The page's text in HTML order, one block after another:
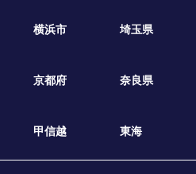
横浜市 埼玉県
京都府 奈良県
甲信越 東海